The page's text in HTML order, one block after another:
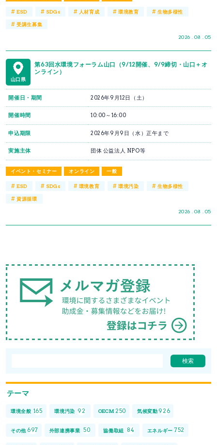
2026 . 08 . 05
#ESD # SDGs # 人材育成 # 環境教育 #生物多様性
#受講生募集
山口県
第63回水環境フォーラム山口（9/12開催、9/9締切・山口＋オ
ンライン）
イベント・セミナー オンライン 一般
2026 . 08 . 05
開催日・期間 2026年9月12日（土）
開催時間 10:00～16:00
申込期限 2026年9月9日（水）正午まで
実施主体 団体 公益法人 NPO等
#ESD # SDGs # 環境教育 # 環境汚染 #生物多様性
#資源循環
テーマ
環境全般 165 環境汚染 92 OECM 250 気候変動 926
その他 697 外部連携事業 50 協働取組 84 エネルギー 752